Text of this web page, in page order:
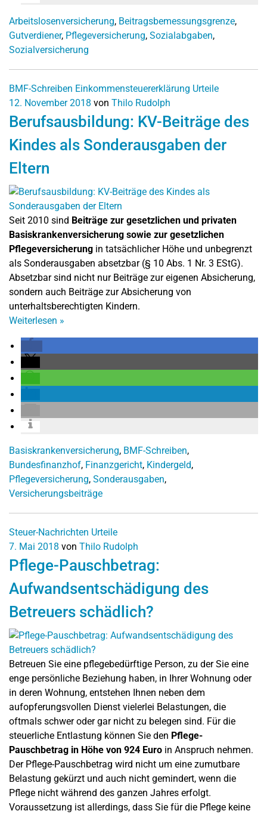
Arbeitslosenversicherung, Beitragsbemessungsgrenze,
Gutverdiener, Pflegeversicherung, Sozialabgaben,
Sozialversicherung
BMF-Schreiben Einkommensteuererklärung Urteile
12. November 2018 von Thilo Rudolph
Berufsausbildung: KV-Beiträge des
Kindes als Sonderausgaben der
Eltern
Seit 2010 sind Beiträge zur gesetzlichen und privaten
Basiskrankenversicherung sowie zur gesetzlichen
Pflegeversicherung in tatsächlicher Höhe und unbegrenzt
als Sonderausgaben absetzbar (§ 10 Abs. 1 Nr. 3 EStG).
Absetzbar sind nicht nur Beiträge zur eigenen Absicherung,
sondern auch Beiträge zur Absicherung von
unterhaltsberechtigten Kindern.
Weiterlesen »
Basiskrankenversicherung, BMF-Schreiben,
Bundesfinanzhof, Finanzgericht, Kindergeld,
Pflegeversicherung, Sonderausgaben,
Versicherungsbeiträge
Steuer-Nachrichten Urteile
7. Mai 2018 von Thilo Rudolph
Pflege-Pauschbetrag:
Aufwandsentschädigung des
Betreuers schädlich?
Betreuen Sie eine pflegebedürftige Person, zu der Sie eine
enge persönliche Beziehung haben, in Ihrer Wohnung oder
in deren Wohnung, entstehen Ihnen neben dem
aufopferungsvollen Dienst vielerlei Belastungen, die
oftmals schwer oder gar nicht zu belegen sind. Für die
steuerliche Entlastung können Sie den Pflege-
Pauschbetrag in Höhe von 924 Euro in Anspruch nehmen.
Der Pflege-Pauschbetrag wird nicht um eine zumutbare
Belastung gekürzt und auch nicht gemindert, wenn die
Pflege nicht während des ganzen Jahres erfolgt.
Voraussetzung ist allerdings, dass Sie für die Pflege keine